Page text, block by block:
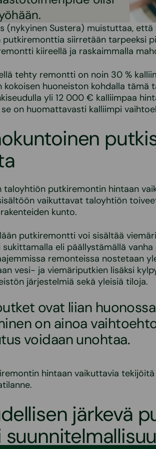
(nykyinen Sustera) muistuttaa,
putkiremonttia siirretään tarpeeksi
kiireellä ja raskaimmalla
tehty remontti on noin 30 %
kokoisen huoneiston kohdalla tämä
yli 12 000 € kalliimpaa
on huomattavasti kalliimpi
taloyhtiön putkiremontin hintaan
vaikuttavat taloyhtiön
kunto.
putkiremontti voi sisältää
sukittamalla eli päällystämällä
remonteissa nostetaan
vesi- ja viemäriputkien lisäksi
järjestelmiä sekä yleisiä tiloja.
ovat liian
on ainoa
voidaan unohtaa.
hintaan vaikuttavia
järkevä